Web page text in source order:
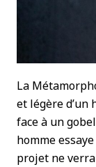
La
et légère d’un
face à un
homme
projet ne